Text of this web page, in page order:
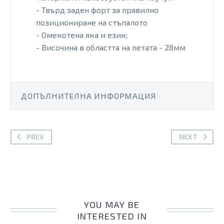
- Твърд заден форт за правилно
позициониране на стъпалото
- Омекотена яка и език;
- Височина в областта на петата - 28мм
ДОПЪЛНИТЕЛНА ИНФОРМАЦИЯ
PREV NEXT
YOU MAY BE
INTERESTED IN